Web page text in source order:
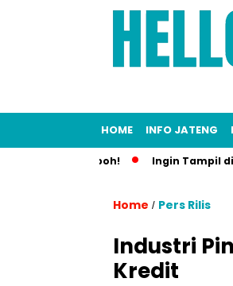
HOME INFO JATENG
Ingin Tampil di Media
Home / Pers Rilis
Industri
Kredit